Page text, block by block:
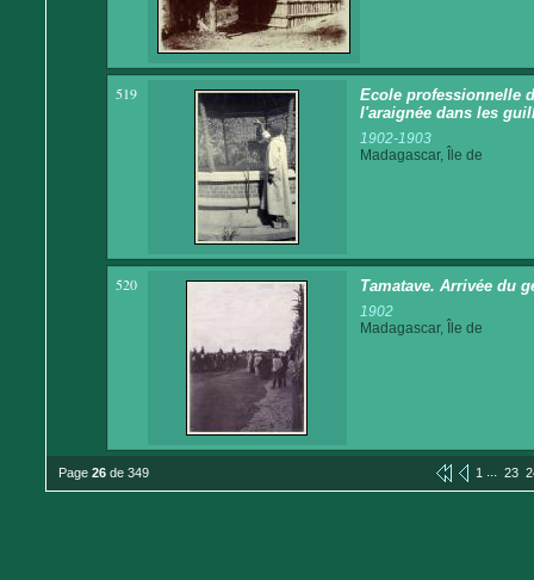
519
Ecole professionnelle
l'araignée dans les
1902-1903
Madagascar, Île de
520 Tamatave. Arrivée du
1902
Madagascar, Île de
Page 26 de 349 1 ... 23